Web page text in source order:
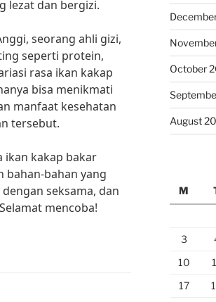
lezat dan bergizi.
seorang ahli gizi,
seperti protein,
rasa ikan kakap
bisa menikmati
manfaat kesehatan
tersebut.
ikan kakap bakar
bahan-bahan yang
seksama, dan
mencoba!
October
August
M
3
10
17